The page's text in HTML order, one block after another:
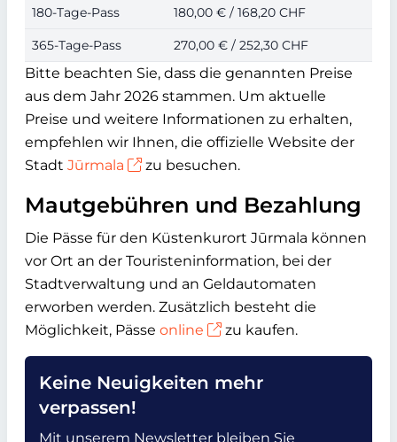
180-Tage-Pass 180,00 € / 168,20 CHF
365-Tage-Pass 270,00 € / 252,30 CHF
Bitte beachten Sie, dass die genannten Preise
aus dem Jahr 2026 stammen. Um aktuelle
Preise und weitere Informationen zu erhalten,
empfehlen wir Ihnen, die offizielle Website der
Stadt Jūrmala zu besuchen.
Mautgebühren und Bezahlung
Die Pässe für den Küstenkurort Jūrmala können
vor Ort an der Touristeninformation, bei der
Stadtverwaltung und an Geldautomaten
erworben werden. Zusätzlich besteht die
Möglichkeit, Pässe online zu kaufen.
Keine Neuigkeiten mehr
verpassen!
Mit unserem Newsletter bleiben Sie